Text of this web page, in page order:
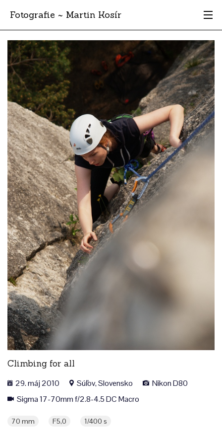
Fotografie ~ Martin Kosír
Moje obľúbené
Albumy
Miesta
Archív
Vyhľadávanie
Climbing for all
29. máj 2010 Súľov, Slovensko
Nikon D80
Sigma 17-70mm f/2.8-4.5 DC Macro
70 mm F5,0 1/400 s